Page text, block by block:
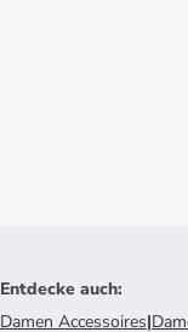
Entdecke auch:
Damen Accessoires|